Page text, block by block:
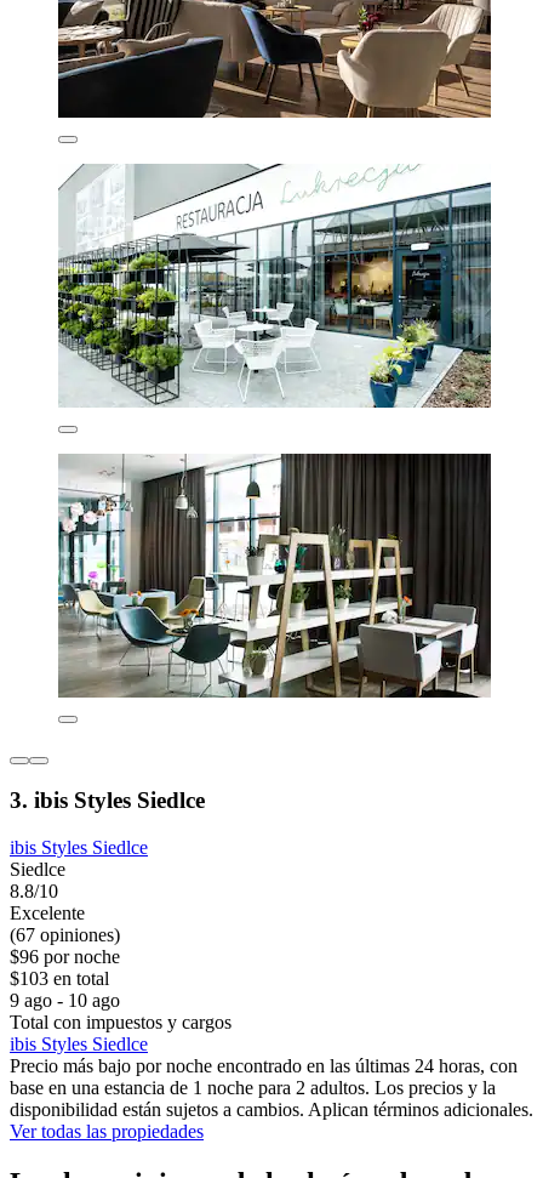
3. ibis Styles Siedlce
ibis Styles Siedlce
Siedlce
8.8/10
Excelente
(67 opiniones)
$96 por noche
$103 en total
9 ago - 10 ago
Total con impuestos y cargos
ibis Styles Siedlce
Precio más bajo por noche encontrado en las últimas 24 horas, con
base en una estancia de 1 noche para 2 adultos. Los precios y la
disponibilidad están sujetos a cambios. Aplican términos adicionales.
Ver todas las propiedades